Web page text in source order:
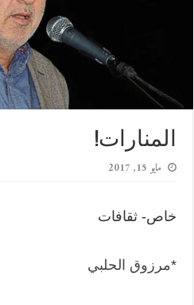
المنارات!
مايو 15, 2017
خاص- ثقافات
*مرزوق الحلبي